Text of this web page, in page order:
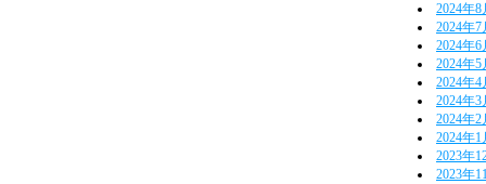
2024年8
2024年7
2024年6
2024年5
2024年4
2024年3
2024年2
2024年1
2023年
2023年